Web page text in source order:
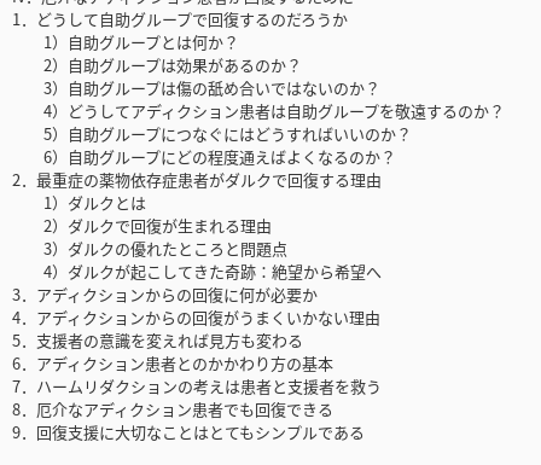
1．どうして自助グループで回復するのだろうか
1）自助グループとは何か？
2）自助グループは効果があるのか？
3）自助グループは傷の舐め合いではないのか？
4）どうしてアディクション患者は自助グループを敬遠するのか？
5）自助グループにつなぐにはどうすればいいのか？
6）自助グループにどの程度通えばよくなるのか？
2．最重症の薬物依存症患者がダルクで回復する理由
1）ダルクとは
2）ダルクで回復が生まれる理由
3）ダルクの優れたところと問題点
4）ダルクが起こしてきた奇跡：絶望から希望へ
3．アディクションからの回復に何が必要か
4．アディクションからの回復がうまくいかない理由
5．支援者の意識を変えれば見方も変わる
6．アディクション患者とのかかわり方の基本
7．ハームリダクションの考えは患者と支援者を救う
8．厄介なアディクション患者でも回復できる
9．回復支援に大切なことはとてもシンプルである